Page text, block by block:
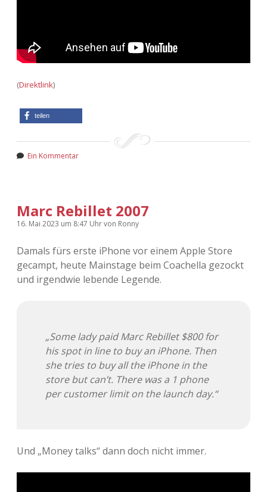
(Direktlink)
teilen
Ein Kommentar
Marc Rebillet 2007
16. Mai 2023 um 8:47 Uhrvon Ronny
Damals fürs erste iPhone vor einem Apple Store
gecampt, heute Mainstage beim Coachella gezockt
und irgendwie lebende Legende.
„Some lady paid Marc Rebillet $800 for
his spot in line to buy an iPhone. Then
she tries to buy all the iPhone in the
store but can’t. There was a 1 phone
per customer limit on the launch day.“
Und „Money talks“ dann doch nicht immer.